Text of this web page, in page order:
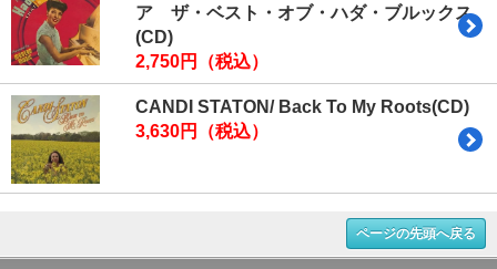
ア ザ・ベスト・オブ・ハダ・ブルックス
(CD)
2,750円（税込）
CANDI STATON/ Back To My Roots(CD)
3,630円（税込）
ページの先頭へ戻る